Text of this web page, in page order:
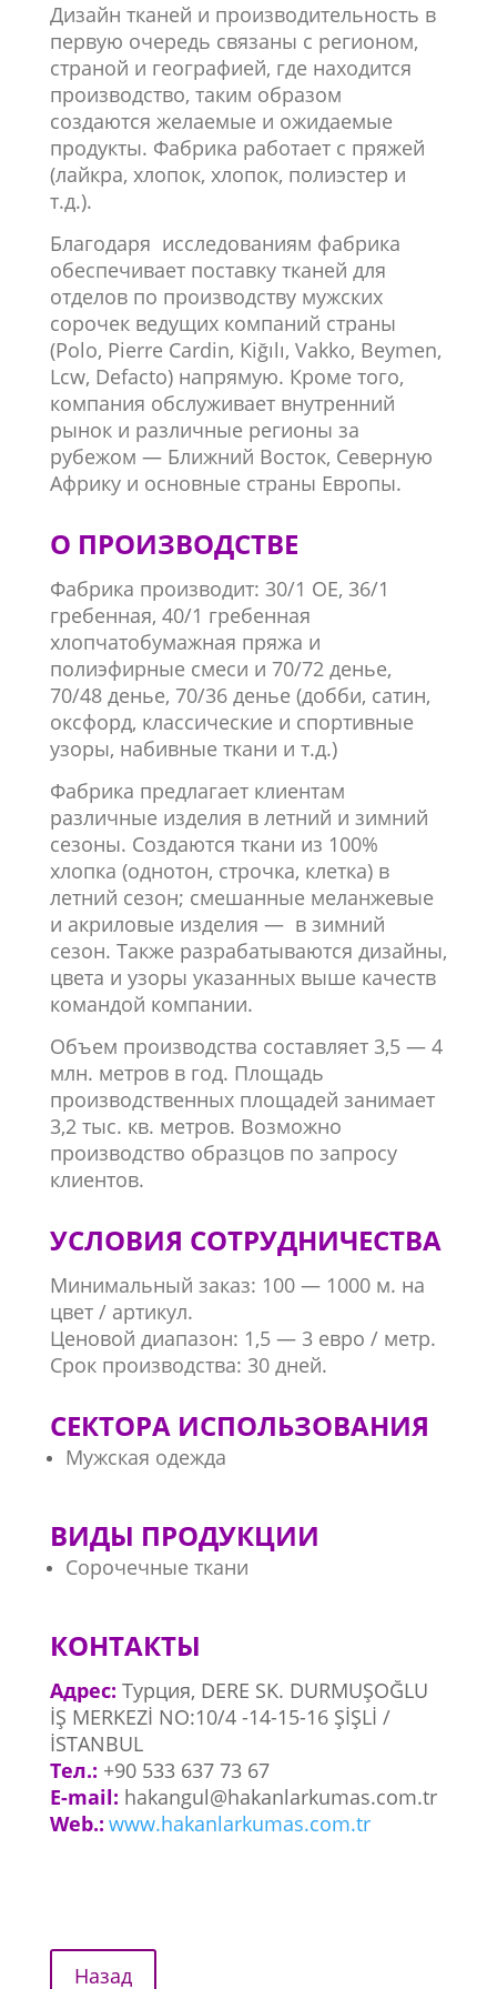
Дизайн тканей и производительность в
первую очередь связаны с регионом,
страной и географией, где находится
производство, таким образом
создаются желаемые и ожидаемые
продукты. Фабрика работает с пряжей
(лайкра, хлопок, хлопок, полиэстер и
т.д.).
Благодаря исследованиям фабрика
обеспечивает поставку тканей для
отделов по производству мужских
сорочек ведущих компаний страны
(Polo, Pierre Cardin, Kiğılı, Vakko, Beymen,
Lcw, Defacto) напрямую. Кроме того,
компания обслуживает внутренний
рынок и различные регионы за
рубежом — Ближний Восток, Северную
Африку и основные страны Европы.
О ПРОИЗВОДСТВЕ
Фабрика производит: 30/1 OE, 36/1
гребенная, 40/1 гребенная
хлопчатобумажная пряжа и
полиэфирные смеси и 70/72 денье,
70/48 денье, 70/36 денье (добби, сатин,
оксфорд, классические и спортивные
узоры, набивные ткани и т.д.)
Фабрика предлагает клиентам
различные изделия в летний и зимний
сезоны. Создаются ткани из 100%
хлопка (однотон, строчка, клетка) в
летний сезон; смешанные меланжевые
и акриловые изделия — в зимний
сезон. Также разрабатываются дизайны,
цвета и узоры указанных выше качеств
командой компании.
Объем производства составляет 3,5 — 4
млн. метров в год. Площадь
производственных площадей занимает
3,2 тыс. кв. метров. Возможно
производство образцов по запросу
клиентов.
УСЛОВИЯ СОТРУДНИЧЕСТВА
Минимальный заказ: 100 — 1000 м. на
цвет / артикул.
Ценовой диапазон: 1,5 — 3 евро / метр.
Срок производства: 30 дней.
СЕКТОРА ИСПОЛЬЗОВАНИЯ
Мужская одежда
ВИДЫ ПРОДУКЦИИ
Сорочечные ткани
КОНТАКТЫ
Адрес: Турция, DERE SK. DURMUŞOĞLU
İŞ MERKEZİ NO:10/4 -14-15-16 ŞİŞLİ /
İSTANBUL
Тел.: +90 533 637 73 67
E-mail: hakangul@hakanlarkumas.com.tr
Web.: www.hakanlarkumas.com.tr